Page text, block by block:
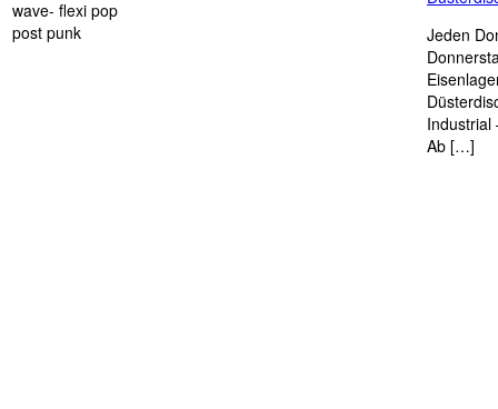
wave- flexi pop
post punk
Jeden
Industrial
Ab […]